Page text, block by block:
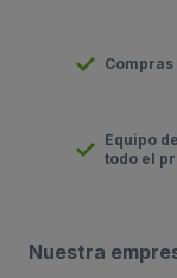
Equipo
todo el
Nuestra